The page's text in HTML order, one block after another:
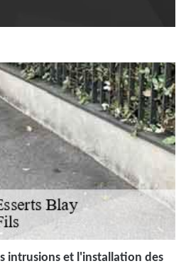
intrusions et l'installation des